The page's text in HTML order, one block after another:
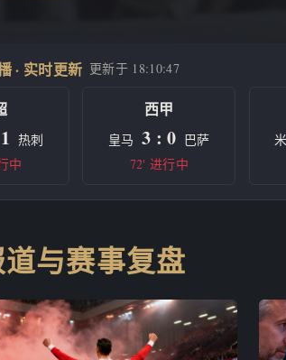
· 实时更新 更新于 18:10:47
热刺
中
西甲
皇马 3 : 0 巴萨
72' 进行中
与赛事复盘